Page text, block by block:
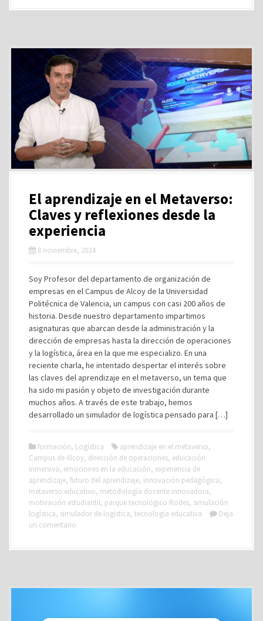
El aprendizaje en el Metaverso:
Claves y reflexiones desde la
experiencia
8 noviembre, 2024
Soy Profesor del departamento de organización de
empresas en el Campus de Alcoy de la Universidad
Politécnica de Valencia, un campus con casi 200 años de
historia. Desde nuestro departamento impartimos
asignaturas que abarcan desde la administración y la
dirección de empresas hasta la dirección de operaciones
y la logística, área en la que me especializo. En una
reciente charla, he intentado despertar el interés sobre
las claves del aprendizaje en el metaverso, un tema que
ha sido mi pasión y objeto de investigación durante
muchos años. A través de este trabajo, hemos
desarrollado un simulador de logística pensado para […]
formación, Logística aprendizaje en el metaverso,
Campus de Alcoy, dirección de operaciones, educación
inmersiva, emociones en la educación, experiencia de
aprendizaje, futuro del aprendizaje, innovación pedagógica,
metaverso educativo, metodología docente innovadora,
motivación estudiantil, parque tecnológico Rodes, simulación
logística, simulador de logística, tecnología educativa
Deja
un comentario